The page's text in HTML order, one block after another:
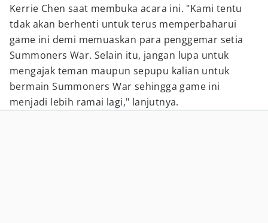
Kerrie Chen saat membuka acara ini. "Kami tentu
tdak akan berhenti untuk terus memperbaharui
game ini demi memuaskan para penggemar setia
Summoners War. Selain itu, jangan lupa untuk
mengajak teman maupun sepupu kalian untuk
bermain Summoners War sehingga game ini
menjadi lebih ramai lagi," lanjutnya.